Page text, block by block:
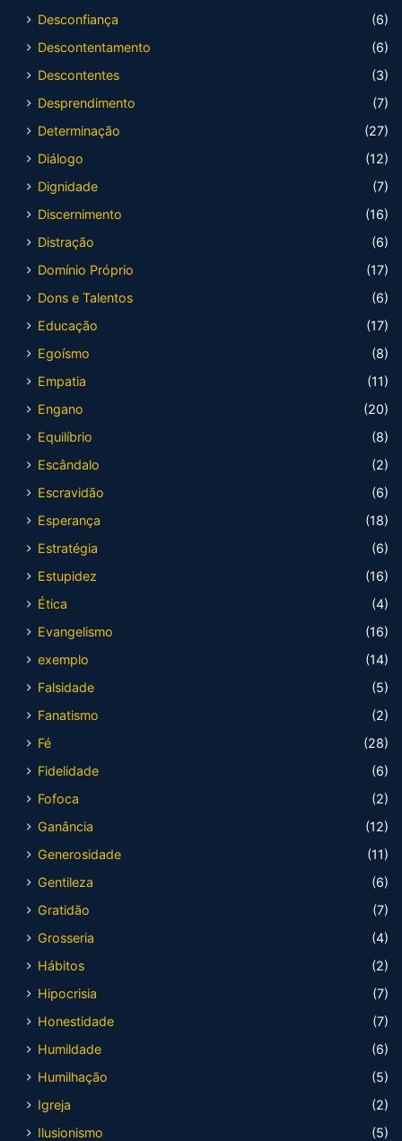
Desconfiança
(6)
Descontentamento
(6)
Descontentes
(3)
Desprendimento
(7)
Determinação
(27)
Diálogo
(12)
Dignidade
(7)
Discernimento
(16)
Distração
(6)
Domínio Próprio
(17)
Dons e Talentos
(6)
Educação
(17)
Egoísmo
(8)
Empatia
(11)
Engano
(20)
Equilíbrio
(8)
Escândalo
(2)
Escravidão
(6)
Esperança
(18)
Estratégia
(6)
Estupidez
(16)
Ética
(4)
Evangelismo
(16)
exemplo
(14)
Falsidade
(5)
Fanatismo
(2)
Fé
(28)
Fidelidade
(6)
Fofoca
(2)
Ganância
(12)
Generosidade
(11)
Gentileza
(6)
Gratidão
(7)
Grosseria
(4)
Hábitos
(2)
Hipocrisia
(7)
Honestidade
(7)
Humildade
(6)
Humilhação
(5)
Igreja
(2)
Ilusionismo
(5)